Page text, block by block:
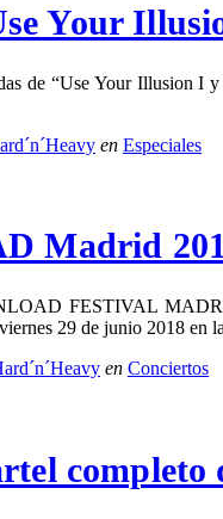
Your
de “Use Your Illusion I
en Especiales
Madrid
FESTIVAL
29 de junio 2018 en
en Conciertos